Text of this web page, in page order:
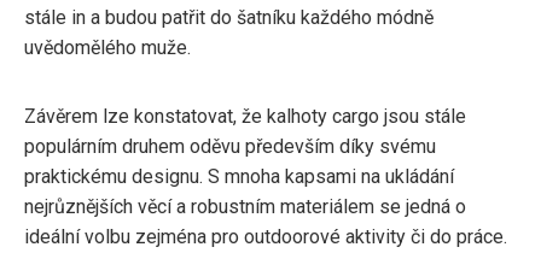
stále in a budou patřit do šatníku každého módně
uvědomělého muže.
Závěrem lze konstatovat, že kalhoty cargo jsou stále
populárním druhem oděvu především díky svému
praktickému designu. S mnoha kapsami na ukládání
nejrůznějších věcí a robustním materiálem se jedná o
ideální volbu zejména pro outdoorové aktivity či do práce.